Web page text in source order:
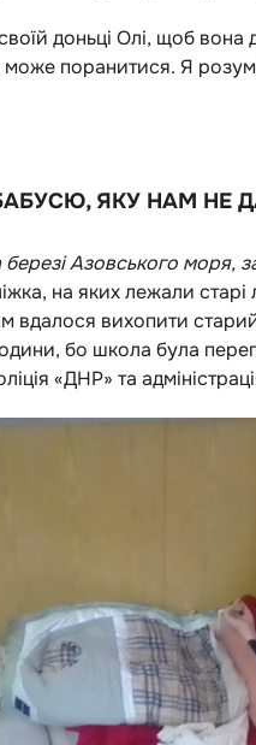
доньці Олі, щоб
поранитися. Я
ЯКУ НАМ НЕ
березі Азовського моря,
на яких лежали старі
вдалося вихопити
бо школа була
«ДНР» та